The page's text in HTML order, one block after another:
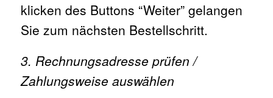
klicken des Buttons “Weiter” gelangen
Sie zum nächsten Bestellschritt.
3. Rechnungsadresse prüfen /
Zahlungsweise auswählen